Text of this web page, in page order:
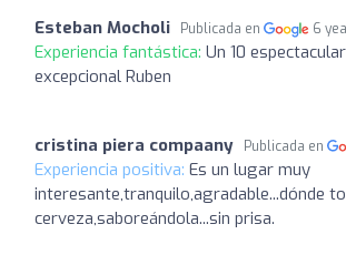
Esteban Mocholi Publicada en 6
Experiencia fantástica: Un 10
excepcional Ruben
cristina piera compaany Publicada en
Experiencia positiva: Es un lugar muy
interesante,tranquilo,agradable...dónde
cerveza,saboreándola...sin prisa.